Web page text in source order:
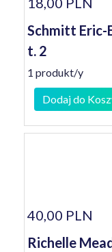
Schmitt Eric-
t. 2
1 produkt/y
Dodaj do
40,00 PLN
Richelle